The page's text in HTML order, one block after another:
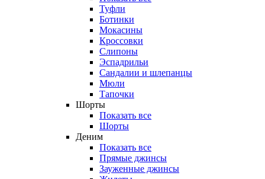
Туфли
Ботинки
Мокасины
Кроссовки
Слипоны
Эспадрильи
Сандалии и шлепанцы
Мюли
Тапочки
Шорты
Показать все
Шорты
Деним
Показать все
Прямые джинсы
Зауженные джинсы